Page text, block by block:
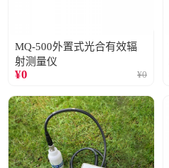
MQ-500外置式光合有效辐
射测量仪
¥0 ¥0